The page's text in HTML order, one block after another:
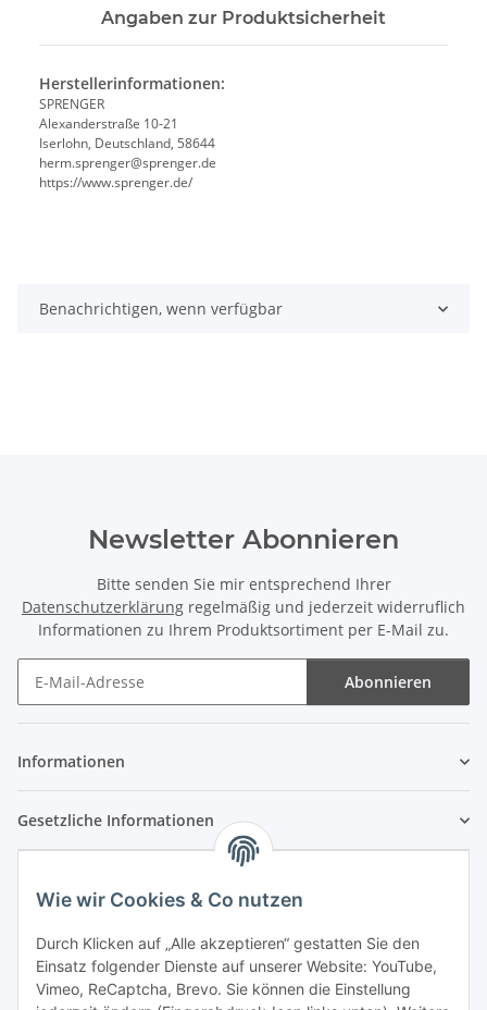
Wie wir Cookies & Co nutzen
Durch Klicken auf „Alle akzeptieren“ gestatten Sie den
Einsatz folgender Dienste auf unserer Website: YouTube,
Vimeo, ReCaptcha, Brevo. Sie können die Einstellung
Angaben zur Produktsicherheit
Herstellerinformationen:
SPRENGER
Alexanderstraße 10-21
Iserlohn, Deutschland, 58644
herm.sprenger@sprenger.de
https://www.sprenger.de/
Benachrichtigen, wenn verfügbar
Newsletter Abonnieren
Bitte senden Sie mir entsprechend Ihrer
Datenschutzerklärung regelmäßig und jederzeit widerruflich
Informationen zu Ihrem Produktsortiment per E-Mail zu.
Abonnieren
Informationen
Gesetzliche Informationen